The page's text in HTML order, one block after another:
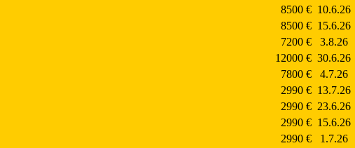
8500 € 10.6.26
8500 € 15.6.26
7200 € 3.8.26
12000 € 30.6.26
7800 € 4.7.26
2990 € 13.7.26
2990 € 23.6.26
2990 € 15.6.26
2990 € 1.7.26